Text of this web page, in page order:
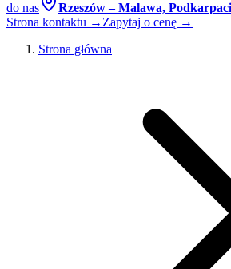
do nas
Rzeszów – Malawa,
Strona kontaktu → Zapytaj o cenę →
Strona główna